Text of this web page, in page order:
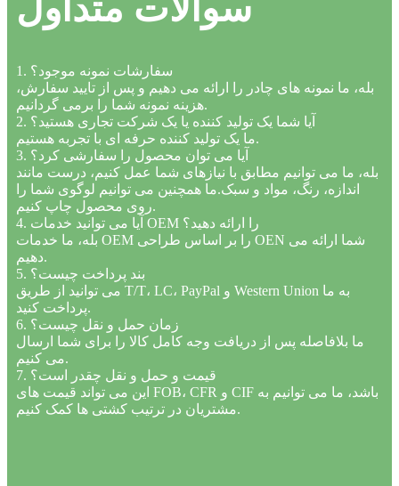
سوالات متداول
1. سفارشات نمونه موجود؟
بله، ما نمونه های چادر را ارائه می دهیم و پس از تایید سفارش،
هزینه نمونه شما را برمی گردانیم.
2. آیا شما یک تولید کننده یا یک شرکت تجاری هستید؟
ما یک تولید کننده حرفه ای با تجربه هستیم.
3. آیا می توان محصول را سفارشی کرد؟
بله، ما می توانیم مطابق با نیازهای شما عمل کنیم، درست مانند
اندازه، رنگ، مواد و سبک.ما همچنین می توانیم لوگوی شما را
روی محصول چاپ کنیم.
4. آیا می توانید خدمات OEM را ارائه دهید؟
بله، ما خدمات OEM را بر اساس طراحی OEN شما ارائه می
دهیم.
5. بند پرداخت چیست؟
می توانید از طریق T/T، LC، PayPal و Western Union به ما
پرداخت کنید.
6. زمان حمل و نقل چیست؟
ما بلافاصله پس از دریافت وجه کامل کالا را برای شما ارسال
می کنیم.
7. قیمت و حمل و نقل چقدر است؟
این می تواند قیمت های FOB، CFR و CIF باشد، ما می توانیم به
مشتریان در ترتیب کشتی ها کمک کنیم.